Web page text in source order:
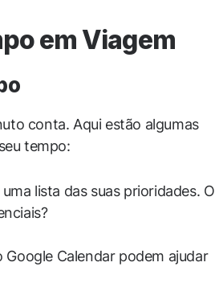
em Viagem
conta. Aqui estão algumas
tempo:
lista das suas prioridades. O
Google Calendar podem ajudar